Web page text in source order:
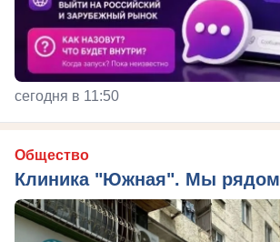
сегодня в 11:50
Общество
Клиника "Южная". Мы рядом